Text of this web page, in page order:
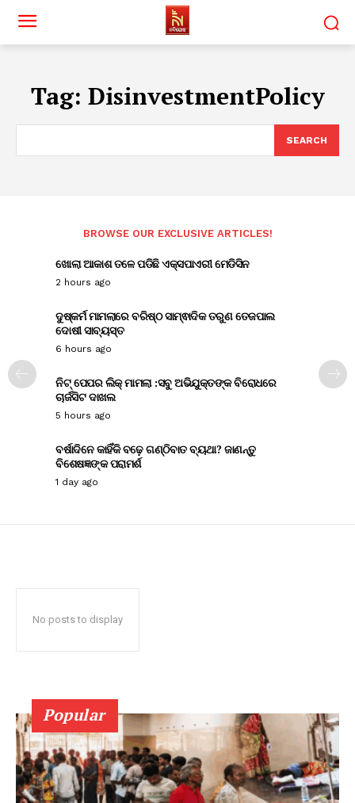
Tag: DisinvestmentPolicy
SEARCH
BROWSE OUR EXCLUSIVE ARTICLES!
ଖୋଲା ଆକାଶ ତଳେ ପଡିଛି ଏକ୍ସପାଏରୀ ମେଡିସିନ
2 hours ago
ଦୁଷ୍କର୍ମ ମାମଲାରେ ବରିଷ୍ଠ ସାମ୍ଵାଦିକ ତରୁଣ ତେଜପାଲ
ଦୋଷୀ ସାବ୍ୟସ୍ତ
6 hours ago
ନିଟ୍ ପେପର ଲିକ୍ ମାମଲା :ସବୁ ଅଭିଯୁକ୍ତଙ୍କ ବିରୋଧରେ
ଚାର୍ଜସିଟ ଦାଖଲ
5 hours ago
ବର୍ଷାଦିନେ କାହିଁକି ବଢ଼େ ଗଣ୍ଠିବାତ ବ୍ୟଥା? ଜାଣନ୍ତୁ
ବିଶେଷଜ୍ଞଙ୍କ ପରାମର୍ଶ
1 day ago
No posts to display
Popular